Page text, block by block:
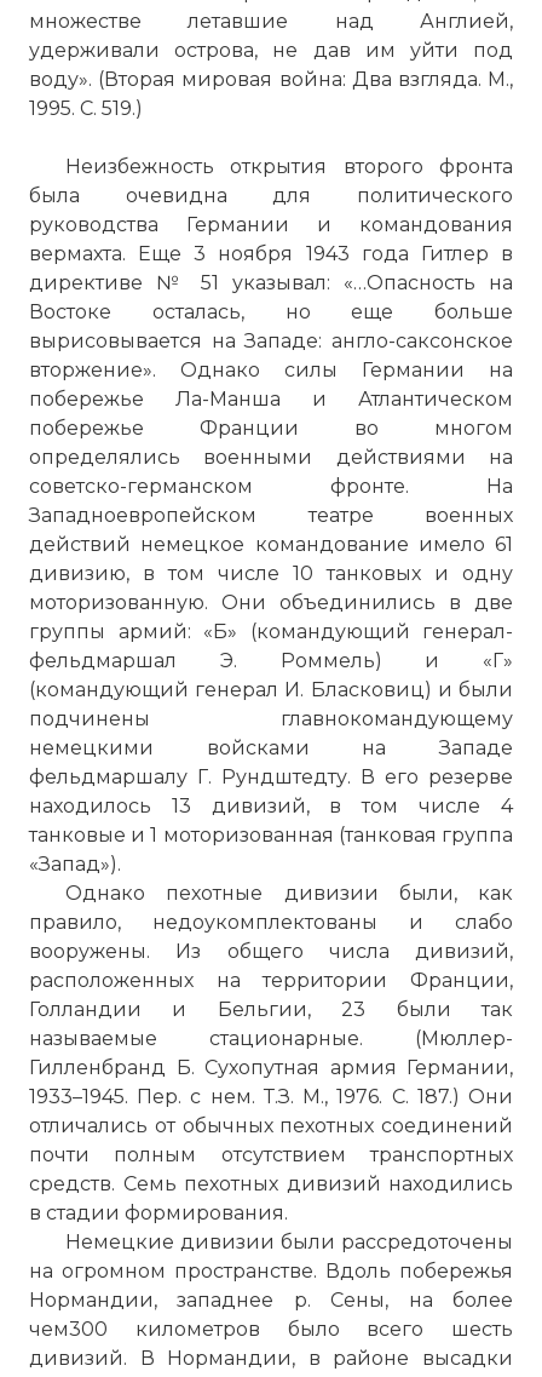
множестве летавшие над Англией,
удерживали острова, не дав им уйти под
воду». (Вторая мировая война: Два взгляда. М.,
1995. С. 519.)
Неизбежность открытия второго фронта
была очевидна для политического
руководства Германии и командования
вермахта. Еще 3 ноября 1943 года Гитлер в
директиве № 51 указывал: «…Опасность на
Востоке осталась, но еще больше
вырисовывается на Западе: англо-саксонское
вторжение». Однако силы Германии на
побережье Ла-Манша и Атлантическом
побережье Франции во многом
определялись военными действиями на
советско-германском фронте. На
Западноевропейском театре военных
действий немецкое командование имело 61
дивизию, в том числе 10 танковых и одну
моторизованную. Они объединились в две
группы армий: «Б» (командующий генерал-
фельдмаршал Э. Роммель) и «Г»
(командующий генерал И. Бласковиц) и были
подчинены главнокомандующему
немецкими войсками на Западе
фельдмаршалу Г. Рундштедту. В его резерве
находилось 13 дивизий, в том числе 4
танковые и 1 моторизованная (танковая группа
«Запад»).
Однако пехотные дивизии были, как
правило, недоукомплектованы и слабо
вооружены. Из общего числа дивизий,
расположенных на территории Франции,
Голландии и Бельгии, 23 были так
называемые стационарные. (Мюллер-
Гилленбранд Б. Сухопутная армия Германии,
1933–1945. Пер. с нем. Т.З. М., 1976. С. 187.) Они
отличались от обычных пехотных соединений
почти полным отсутствием транспортных
средств. Семь пехотных дивизий находились
в стадии формирования.
Немецкие дивизии были рассредоточены
на огромном пространстве. Вдоль побережья
Нормандии, западнее р. Сены, на более
чем300 километров было всего шесть
дивизий. В Нормандии, в районе высадки